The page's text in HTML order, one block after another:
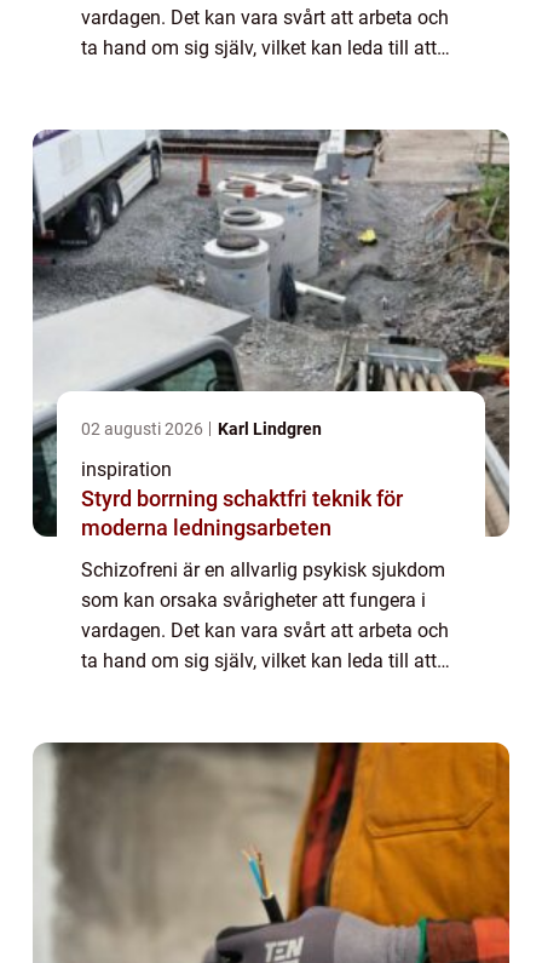
vardagen. Det kan vara svårt att arbeta och
ta hand om sig själv, vilket kan leda till att
02 augusti 2026 Karl Lindgren
inspiration
Styrd borrning schaktfri teknik för
moderna ledningsarbeten
Schizofreni är en allvarlig psykisk sjukdom
som kan orsaka svårigheter att fungera i
vardagen. Det kan vara svårt att arbeta och
ta hand om sig själv, vilket kan leda till att